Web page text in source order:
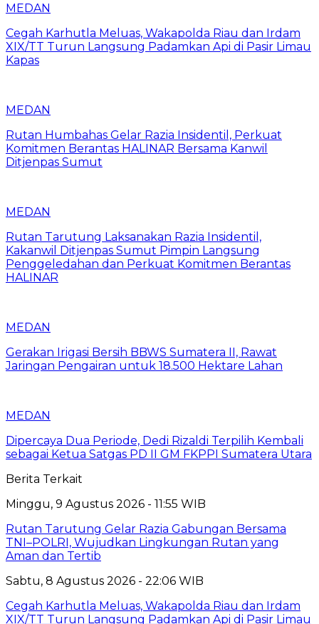
MEDAN
Cegah Karhutla Meluas, Wakapolda Riau dan Irdam
XIX/TT Turun Langsung Padamkan Api di Pasir Limau
Kapas
MEDAN
Rutan Humbahas Gelar Razia Insidentil, Perkuat
Komitmen Berantas HALINAR Bersama Kanwil
Ditjenpas Sumut
MEDAN
Rutan Tarutung Laksanakan Razia Insidentil,
Kakanwil Ditjenpas Sumut Pimpin Langsung
Penggeledahan dan Perkuat Komitmen Berantas
HALINAR
MEDAN
Gerakan Irigasi Bersih BBWS Sumatera II, Rawat
Jaringan Pengairan untuk 18.500 Hektare Lahan
MEDAN
Dipercaya Dua Periode, Dedi Rizaldi Terpilih Kembali
sebagai Ketua Satgas PD II GM FKPPI Sumatera Utara
Berita Terkait
Minggu, 9 Agustus 2026 - 11:55 WIB
Rutan Tarutung Gelar Razia Gabungan Bersama
TNI–POLRI, Wujudkan Lingkungan Rutan yang
Aman dan Tertib
Sabtu, 8 Agustus 2026 - 22:06 WIB
Cegah Karhutla Meluas, Wakapolda Riau dan Irdam
XIX/TT Turun Langsung Padamkan Api di Pasir Limau